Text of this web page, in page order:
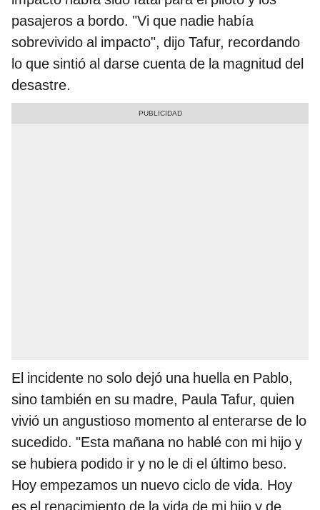
pasajeros a bordo. "Vi que nadie había
sobrevivido al impacto", dijo Tafur, recordando
lo que sintió al darse cuenta de la magnitud del
desastre.
El incidente no solo dejó una huella en Pablo,
sino también en su madre, Paula Tafur, quien
vivió un angustioso momento al enterarse de lo
sucedido. "Esta mañana no hablé con mi hijo y
se hubiera podido ir y no le di el último beso.
Hoy empezamos un nuevo ciclo de vida. Hoy
es el renacimiento de la vida de mi hijo y de